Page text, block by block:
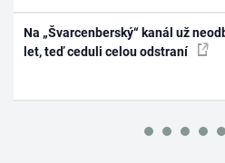
Na „Švarcenberský“ kanál už
let, teď ceduli celou odstraní